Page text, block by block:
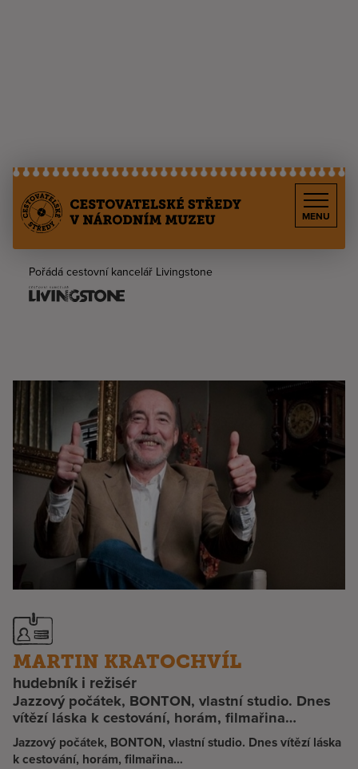
MENU
Pořádá cestovní kancelář Livingstone
MARTIN KRATOCHVÍL
hudebník i režisér
Jazzový počátek, BONTON, vlastní studio. Dnes
vítězí láska k cestování, horám, filmařina…
Jazzový počátek, BONTON, vlastní studio. Dnes vítězí láska
k cestování, horám, filmařina…